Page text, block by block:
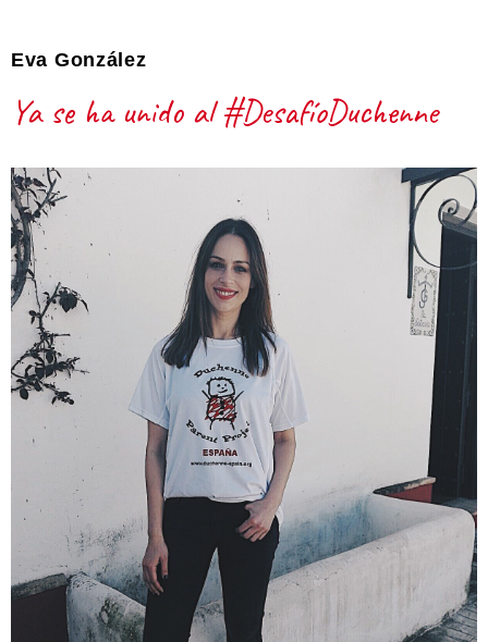
Eva González
Ya se ha unido al #DesafíoDuchenne